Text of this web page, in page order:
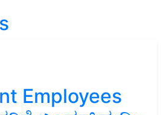
Employees